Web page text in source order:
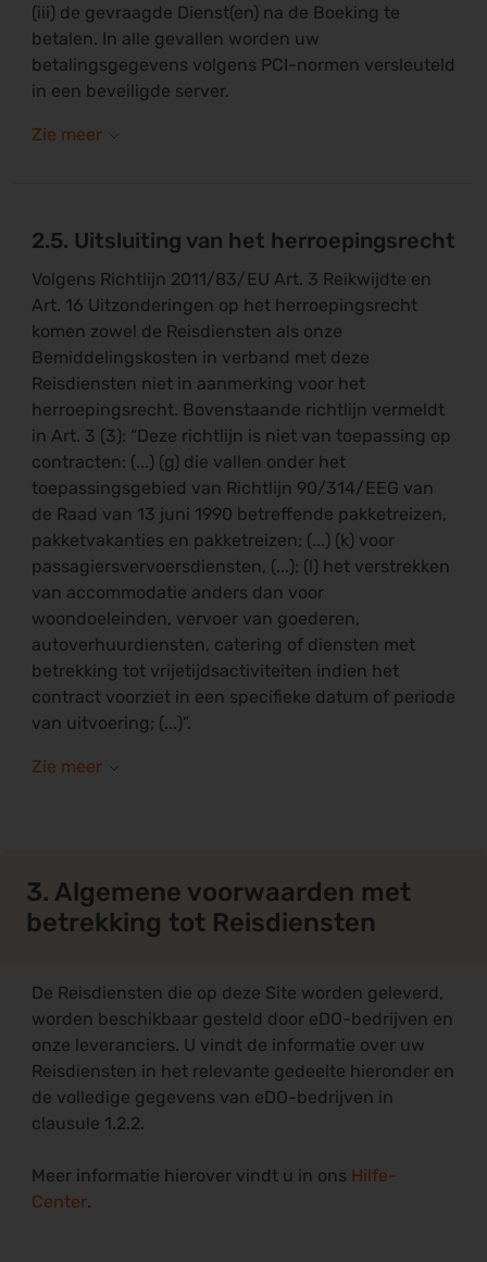
(iii) de gevraagde Dienst(en) na de Boeking te
betalen. In alle gevallen worden uw
betalingsgegevens volgens PCI-normen versleuteld
in een beveiligde server.
2.5. Uitsluiting van het herroepingsrecht
Volgens Richtlijn 2011/83/EU Art. 3 Reikwijdte en
Art. 16 Uitzonderingen op het herroepingsrecht
komen zowel de Reisdiensten als onze
Bemiddelingskosten in verband met deze
Reisdiensten niet in aanmerking voor het
herroepingsrecht. Bovenstaande richtlijn vermeldt
in Art. 3 (3): “Deze richtlijn is niet van toepassing op
contracten: (...) (g) die vallen onder het
toepassingsgebied van Richtlijn 90/314/EEG van
de Raad van 13 juni 1990 betreffende pakketreizen,
pakketvakanties en pakketreizen; (...) (k) voor
passagiersvervoersdiensten, (...); (l) het verstrekken
van accommodatie anders dan voor
woondoeleinden, vervoer van goederen,
autoverhuurdiensten, catering of diensten met
betrekking tot vrijetijdsactiviteiten indien het
contract voorziet in een specifieke datum of periode
van uitvoering; (...)”.
3. Algemene voorwaarden met
betrekking tot Reisdiensten
De Reisdiensten die op deze Site worden geleverd,
worden beschikbaar gesteld door eDO-bedrijven en
onze leveranciers. U vindt de informatie over uw
Reisdiensten in het relevante gedeelte hieronder en
de volledige gegevens van eDO-bedrijven in
clausule 1.2.2.
Meer informatie hierover vindt u in ons Hilfe-
Center.